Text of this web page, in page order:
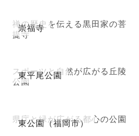
崇福寺
禅の歴史を伝える黒田家の菩
提寺
東平尾公園
スポーツと自然が広がる丘陵
公園
東公園（福岡市）
県庁と緑が広がる都心の公園